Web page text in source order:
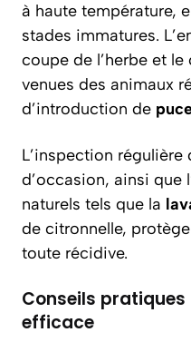
à haute température,
stades immatures.
coupe de l’herbe et
venues des animaux
d’introduction de
L’inspection
d’occasion, ainsi que
naturels tels que la
de citronnelle,
toute récidive.
Conseils
efficace